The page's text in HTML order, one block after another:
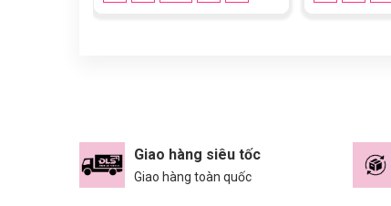
Giao hàng siêu tốc
Giao hàng toàn quốc